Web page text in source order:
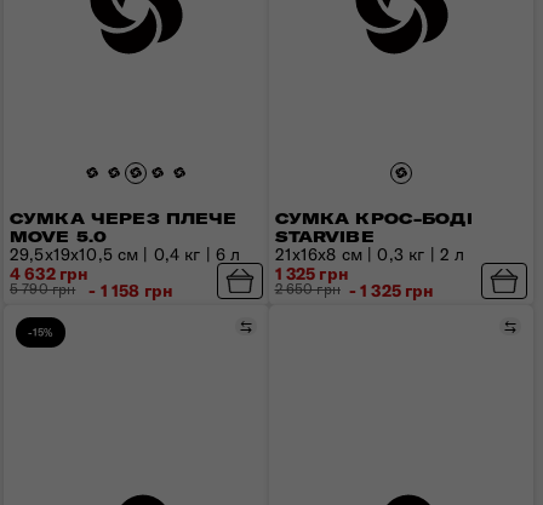
СУМКА ЧЕРЕЗ ПЛЕЧЕ
MOVE 5.0
29,5x19x10,5 см | 0,4 кг | 6 л
4 632 грн
5 790 грн - 1 158 грн
СУМКА КРОС-БОДІ
STARVIBE
21x16x8 см | 0,3 кг | 2 л
1 325 грн
2 650 грн - 1 325 грн
-15% Порівняти